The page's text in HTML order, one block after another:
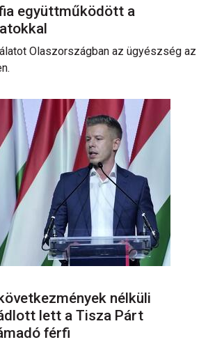
együttműködött a
Olaszországban az ügyészség az
nélküli
lett a Tisza Párt
férfi